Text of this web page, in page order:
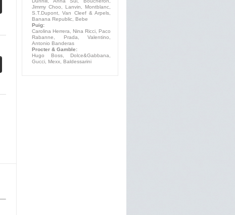
Jimmy Choo, Lanvin, Montblanc,
S.T.Dupont, Van Cleef & Arpels,
Banana Republic, Bebe
Puig:
Carolina Herrera, Nina Ricci, Paco
Rabanne, Prada, Valentino,
Antonio Banderas
Procter & Gamble:
Hugo Boss, Dolce&Gabbana,
Gucci, Mexx, Baldessarini